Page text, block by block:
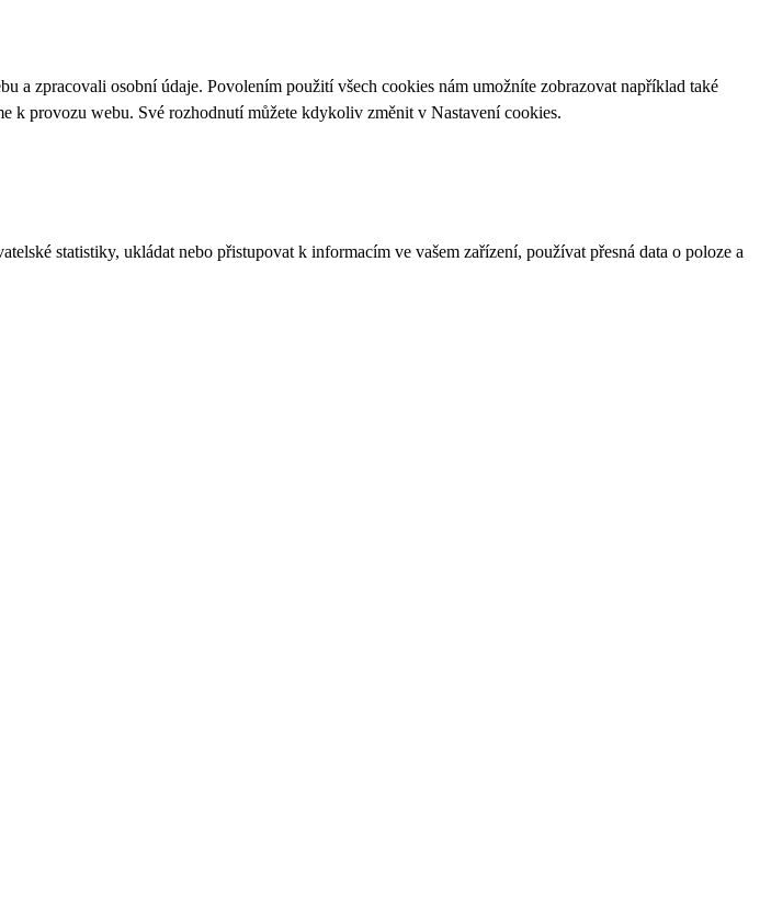
a zpracovali osobní údaje. Povolením použití všech cookies nám umožníte zobrazovat například také
k provozu webu. Své rozhodnutí můžete kdykoliv změnit v Nastavení cookies.
statistiky, ukládat nebo přistupovat k informacím ve vašem zařízení, používat přesná data o poloze a